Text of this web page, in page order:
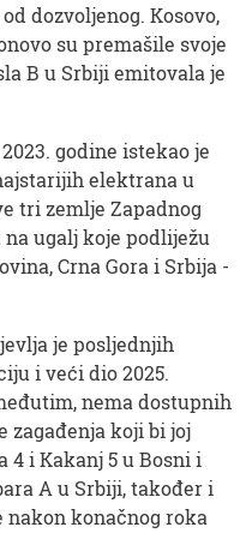
dozvoljenog. Kosovo,
su premašile svoje
B u Srbiji emitovala je
godine istekao je
elektrana u
tri zemlje Zapadnog
ugalj koje podliježu
Crna Gora i Srbija -
je posljednjih
i veći dio 2025.
nema dostupnih
zagađenja koji bi joj
4 i Kakanj 5 u Bosni i
A u Srbiji, također i
nakon konačnog roka